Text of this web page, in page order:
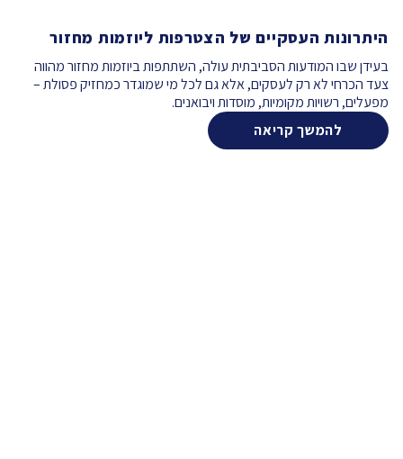
היתרונות העסקיים של הצטרפות ליוזמות מחזור
בעידן שבו המודעות הסביבתית עולה, השתתפות ביוזמות מחזור מהווה
צעד הכרחי לא רק לעסקים, אלא גם לכל מי שמוגדר כמחזיק פסולת –
מפעלים, רשויות מקומיות, מוסדות ויבואנים.
להמשך קריאה